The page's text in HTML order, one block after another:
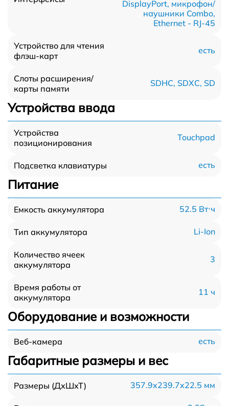
DisplayPort, микрофон/
наушники Combo,
Ethernet - RJ-45
Устройство для чтения
флэш-карт
есть
Слоты расширения/
карты памяти
SDHC, SDXC, SD
Устройства ввода
Устройства
позиционирования
Touchpad
Подсветка клавиатуры есть
Питание
Емкость аккумулятора 52.5 Вт⋅ч
Тип аккумулятора Li-Ion
Количество ячеек
аккумулятора
3
Время работы от
аккумулятора
11 ч
Оборудование и возможности
Веб-камера есть
Габаритные размеры и вес
Размеры (ДхШхТ) 357.9x239.7x22.5 мм